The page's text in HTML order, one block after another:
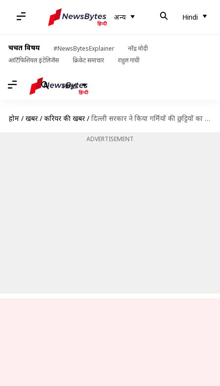
अन्य Hindi
चर्चित विषय #NewsBytesExplainer
नरेंद्र मोदी
आर्टिफिशियल इंटेलिजेंस
क्रिकेट समाचार राहुल गांधी
Hindi
होम / खबरें / करियर की खबरें / दिल्ली सरकार ने किया गर्मियों की छुट्टियों का ऐलान, 30 जून तक बंद रहेंगे स्कूल
ADVERTISEMENT